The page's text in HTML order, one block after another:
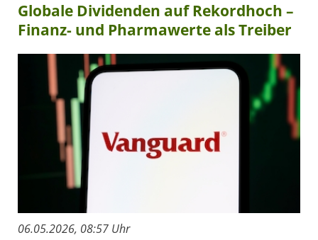
Globale Dividenden auf Rekordhoch –
Finanz- und Pharmawerte als Treiber
06.05.2026, 08:57 Uhr